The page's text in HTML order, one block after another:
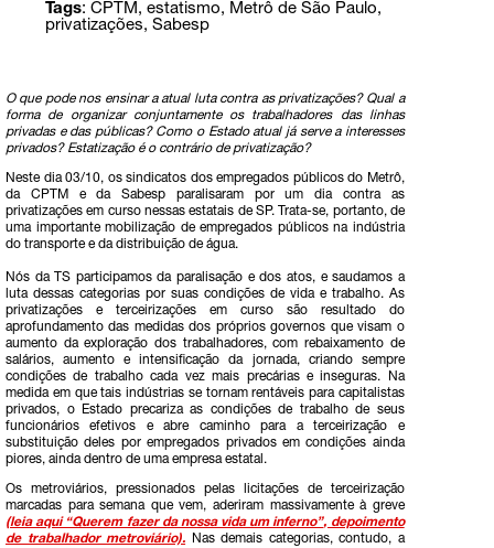
Tags: CPTM, estatismo, Metrô de São Paulo,
privatizações, Sabesp
O que pode nos ensinar a atual luta contra as privatizações? Qual a
forma de organizar conjuntamente os trabalhadores das linhas
privadas e das públicas? Como o Estado atual já serve a interesses
privados? Estatização é o contrário de privatização?
Neste dia 03/10, os sindicatos dos empregados públicos do Metrô,
da CPTM e da Sabesp paralisaram por um dia contra as
privatizações em curso nessas estatais de SP. Trata-se, portanto, de
uma importante mobilização de empregados públicos na indústria
do transporte e da distribuição de água.
Nós da TS participamos da paralisação e dos atos, e saudamos a
luta dessas categorias por suas condições de vida e trabalho. As
privatizações e terceirizações em curso são resultado do
aprofundamento das medidas dos próprios governos que visam o
aumento da exploração dos trabalhadores, com rebaixamento de
salários, aumento e intensificação da jornada, criando sempre
condições de trabalho cada vez mais precárias e inseguras. Na
medida em que tais indústrias se tornam rentáveis para capitalistas
privados, o Estado precariza as condições de trabalho de seus
funcionários efetivos e abre caminho para a terceirização e
substituição deles por empregados privados em condições ainda
piores, ainda dentro de uma empresa estatal.
Os metroviários, pressionados pelas licitações de terceirização
marcadas para semana que vem, aderiram massivamente à greve
(leia aqui “Querem fazer da nossa vida um inferno”, depoimento
de trabalhador metroviário). Nas demais categorias, contudo, a